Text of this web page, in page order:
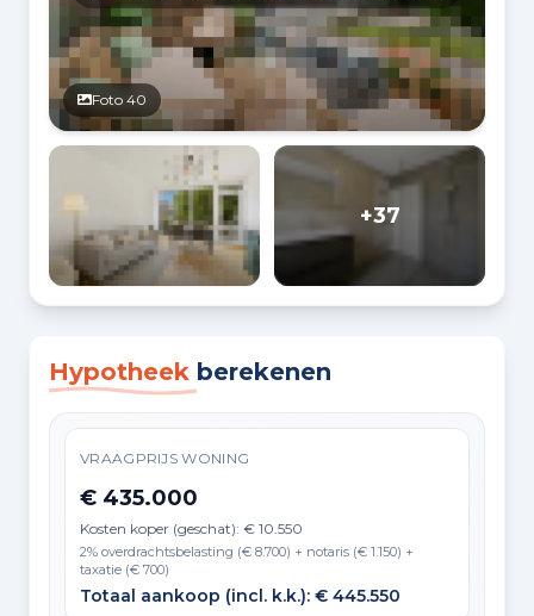
Foto 40
+37
Hypotheek berekenen
VRAAGPRIJS WONING
€ 435.000
Kosten koper (geschat): € 10.550
2% overdrachtsbelasting (€ 8.700) + notaris (€ 1.150) +
taxatie (€ 700)
Totaal aankoop (incl. k.k.): € 445.550